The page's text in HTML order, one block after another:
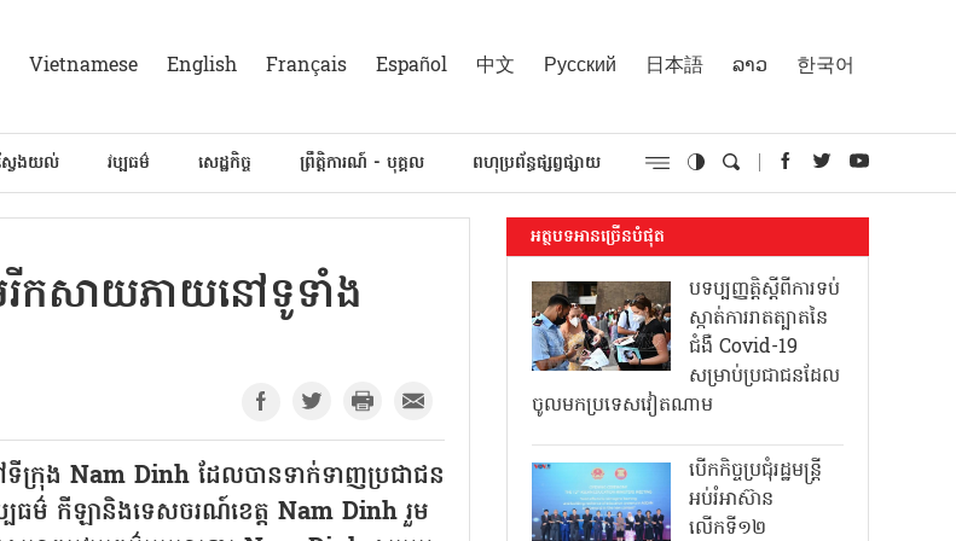
Vietnamese English Français Español 中文 Русский 日本語 ລາວ 한국어
វែងយល់ វប្បធម៌ សេដ្ឋកិច្ច ព្រឹត្តិការណ៍ - បុគ្គល ពហុប្រព័ន្ធផ្សព្វផ្សាយ
កសាយភាយនៅទូទាំង
ៅទីក្រុង Nam Dinh ដែលបានទាក់ទាញប្រជាជន
វប្បធម៌ កីឡានិងទេសចរណ៍ខេត្ត Nam Dinh រួម
អត្ថបទអានច្រើនបំផុត
បទប្បញ្ញត្តិស្តីពីការទប់
ស្កាត់ការរាតត្បាតនៃ
ជំងឺ Covid-19
សម្រាប់ប្រជាជនដែល
ចូលមកប្រទេសវៀតណាម
បើកកិច្ចប្រជុំរដ្ឋមន្ត្រី
អប់រំអាស៊ាន
លើកទី១២